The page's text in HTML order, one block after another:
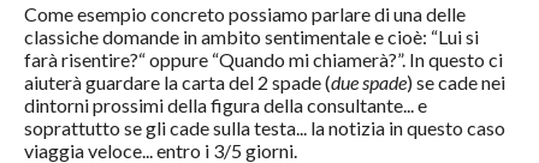
Come esempio concreto possiamo parlare di una delle
classiche domande in ambito sentimentale e cioè: “Lui si
farà risentire?“ oppure “Quando mi chiamerà?”. In questo ci
aiuterà guardare la carta del 2 spade (due spade) se cade nei
dintorni prossimi della figura della consultante... e
soprattutto se gli cade sulla testa... la notizia in questo caso
viaggia veloce... entro i 3/5 giorni.